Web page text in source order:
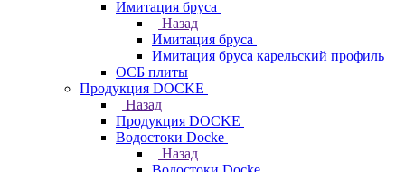
Имитация бруса
Назад
Имитация бруса
Имитация бруса карельский профиль
ОСБ плиты
Продукция DOCKE
Назад
Продукция DOCKE
Водостоки Docke
Назад